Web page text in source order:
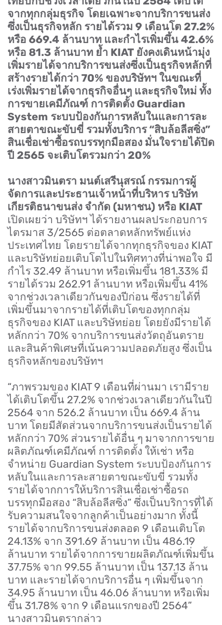
จากทุกกลุ่มธุรกิจ โดยเฉพาะจากบริการขนส่ง
ซึ่งเป็นธุรกิจหลัก รายได้รวม 9 เดือนโต 27.2%
หรือ 669.4 ล้านบาท และกำไรเพิ่มขึ้น 42.6%
หรือ 81.3 ล้านบาท ย้ำ KIAT ยังคงเดินหน้ามุ่ง
เพิ่มรายได้จากบริการขนส่งซึ่งเป็นธุรกิจหลักที่
สร้างรายได้กว่า 70% ของบริษัทฯ ในขณะที่
เร่งเพิ่มรายได้จากธุรกิจอื่นๆ และธุรกิจใหม่ ทั้ง
การขายเคมีภัณฑ์ การติดตั้ง Guardian
System ระบบป้องกันการหลับในและการละ
สายตาขณะขับขี่ รวมทั้งบริการ“สิบล้อลีสซิ่ง”
สินเชื่อเช่าซื้อรถบรรทุกมือสอง มั่นใจรายได้ปิด
ปี 2565 จะเติบโตรวมกว่า 20%
นางสาวมินตรา มนต์เสรีนุสรณ์ กรรมการผู้
จัดการและประธานเจ้าหน้าที่บริหาร บริษัท
เกียรติธนาขนส่ง จำกัด (มหาชน) หรือ KIAT
เปิดเผยว่า บริษัทฯ ได้รายงานผลประกอบการ
ไตรมาส 3/2565 ต่อตลาดหลักทรัพย์แห่ง
ประเทศไทย โดยรายได้จากทุกธุรกิจของ KIAT
และบริษัทย่อยเติบโตไปในทิศทางที่น่าพอใจ มี
กำไร 32.49 ล้านบาท หรือเพิ่มขึ้น 181.33% มี
รายได้รวม 262.91 ล้านบาท หรือเพิ่มขึ้น 41%
จากช่วงเวลาเดียวกันของปีก่อน ซึ่งรายได้ที่
เพิ่มขึ้นมาจากรายได้ที่เติบโตของทุกกลุ่ม
ธุรกิจของ KIAT และบริษัทย่อย โดยยังมีรายได้
หลักกว่า 70% จากบริการขนส่งวัตถุอันตราย
และสินค้าพิเศษที่เน้นความปลอดภัยสูง ซึ่งเป็น
ธุรกิจหลักของบริษัทฯ
“ภาพรวมของ KIAT 9 เดือนที่ผ่านมา เรามีราย
ได้เติบโตขึ้น 27.2% จากช่วงเวลาเดียวกันในปี
2564 จาก 526.2 ล้านบาท เป็น 669.4 ล้าน
บาท โดยมีสัดส่วนจากบริการขนส่งเป็นรายได้
หลักกว่า 70% ส่วนรายได้อื่น ๆ มาจากการขาย
ผลิตภัณฑ์เคมีภัณฑ์ การติดตั้ง ให้เช่า หรือ
จำหน่าย Guardian System ระบบป้องกันการ
หลับในและการละสายตาขณะขับขี่ รวมทั้ง
รายได้จากการให้บริการสินเชื่อเช่าซื้อรถ
บรรทุกมือสอง “สิบล้อลีสซิ่ง” ซึ่งเป็นบริการที่ได้
รับความสนใจจากลูกค้าเป็นอย่างมาก ทั้งนี้
รายได้จากบริการขนส่งตลอด 9 เดือนเติบโต
24.13% จาก 391.69 ล้านบาท เป็น 486.19
ล้านบาท รายได้จากการขายผลิตภัณฑ์เพิ่มขึ้น
37.75% จาก 99.55 ล้านบาท เป็น 137.13 ล้าน
บาท และรายได้จากบริการอื่น ๆ เพิ่มขึ้นจาก
34.95 ล้านบาท เป็น 46.06 ล้านบาท หรือเพิ่ม
ขึ้น 31.78% จาก 9 เดือนแรกของปี 2564”
นางสาวมินตรากล่าว